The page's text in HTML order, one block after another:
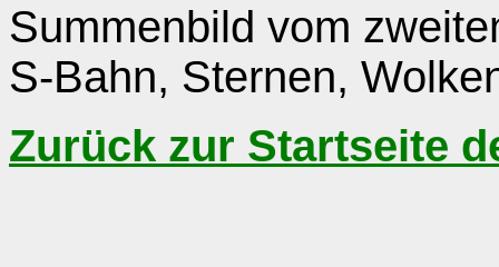
Summenbild vom
S-Bahn, Sternen,
Zurück zur Startseite